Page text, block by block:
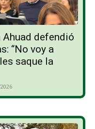
Ahuad defendió
“No voy a
saque la